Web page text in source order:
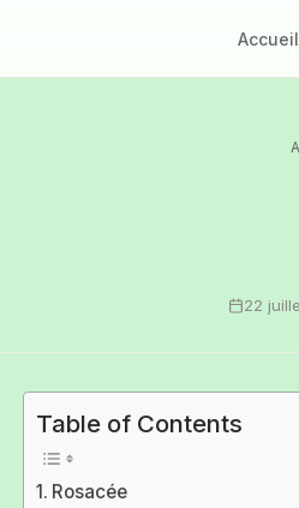
Accueil
22
Table of Contents
Rosacée